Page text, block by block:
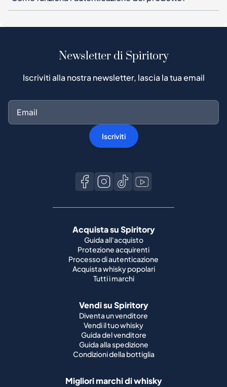
Newsletter di Spiritory
Iscriviti alla nostra newsletter, lascia la tua email
Iscriviti
Acquista su Spiritory
Guida all'acquisto
Protezione acquirenti
Processo di autenticazione
Acquista whisky popolari
Tutti i marchi
Vendi su Spiritory
Diventa un venditore
Vendi il tuo whisky
Guida del venditore
Guida alla spedizione
Condizioni della bottiglia
Migliori marchi di whisky